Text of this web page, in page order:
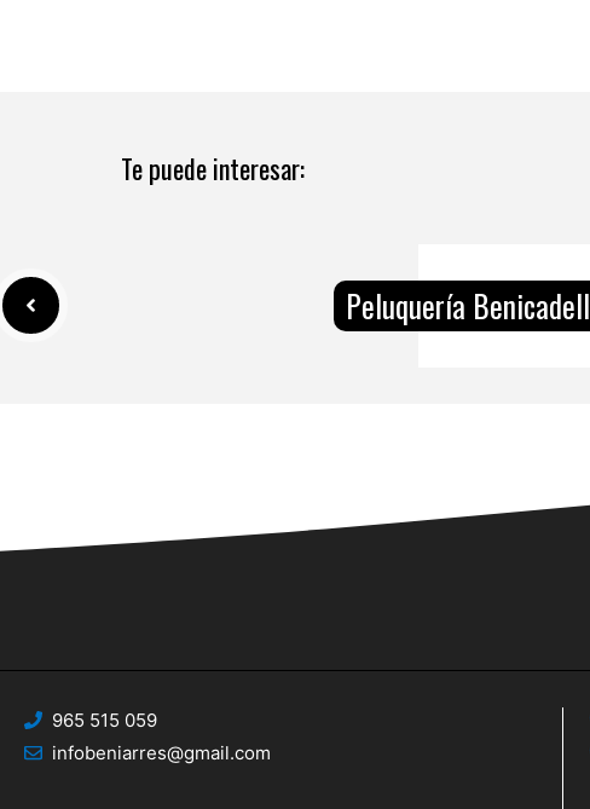
Te puede interesar:
Peluquería Benicadell
965 515 059
infobeniarres@gmail.com